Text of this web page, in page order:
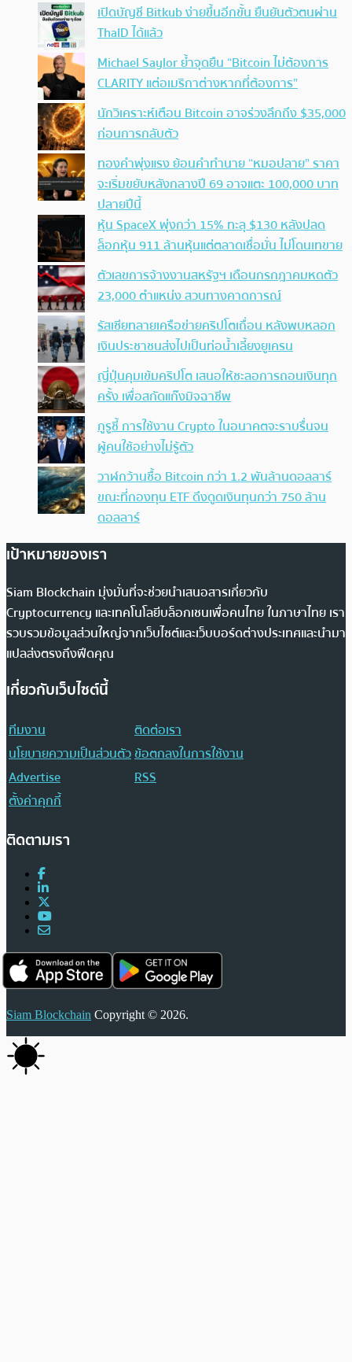
เปิดบัญชี Bitkub ง่ายขึ้นอีกขั้น ยืนยันตัวตนผ่าน
ThaID ได้แล้ว
Michael Saylor ย้ำจุดยืน “Bitcoin ไม่ต้องการ
CLARITY แต่อเมริกาต่างหากที่ต้องการ”
นักวิเคราะห์เตือน Bitcoin อาจร่วงลึกถึง $35,000
ก่อนการกลับตัว
ทองคำพุ่งแรง ย้อนคำทำนาย “หมอปลาย” ราคา
จะเริ่มขยับหลังกลางปี 69 อาจแตะ 100,000 บาท
ปลายปีนี้
หุ้น SpaceX พุ่งกว่า 15% ทะลุ $130 หลังปลด
ล็อกหุ้น 911 ล้านหุ้นแต่ตลาดเชื่อมั่น ไม่โดนเทขาย
ตัวเลขการจ้างงานสหรัฐฯ เดือนกรกฎาคมหดตัว
23,000 ตำแหน่ง สวนทางคาดการณ์
รัสเซียทลายเครือข่ายคริปโตเถื่อน หลังพบหลอก
เงินประชาชนส่งไปเป็นท่อน้ำเลี้ยงยูเครน
ญี่ปุ่นคุมเข้มคริปโต เสนอให้ชะลอการถอนเงินทุก
ครั้ง เพื่อสกัดแก๊งมิจฉาชีพ
กูรูชี้ การใช้งาน Crypto ในอนาคตจะราบรื่นจน
ผู้คนใช้อย่างไม่รู้ตัว
วาฬกว้านซื้อ Bitcoin กว่า 1.2 พันล้านดอลลาร์
ขณะที่กองทุน ETF ดึงดูดเงินทุนกว่า 750 ล้าน
ดอลลาร์
เป้าหมายของเรา
Siam Blockchain มุ่งมั่นที่จะช่วยนำเสนอสารเกี่ยวกับ
Cryptocurrency และเทคโนโลยีบล็อกเชนเพื่อคนไทย ในภาษาไทย เรา
รวบรวมข้อมูลส่วนใหญ่จากเว็บไซต์และเว็บบอร์ดต่างประเทศและนำมา
แปลส่งตรงถึงฟีดคุณ
เกี่ยวกับเว็บไซต์นี้
ทีมงาน
ติดต่อเรา
นโยบายความเป็นส่วนตัวข้อตกลงในการใช้งาน
Advertise
RSS
ตั้งค่าคุกกี้
ติดตามเรา
Siam Blockchain Copyright © 2026.